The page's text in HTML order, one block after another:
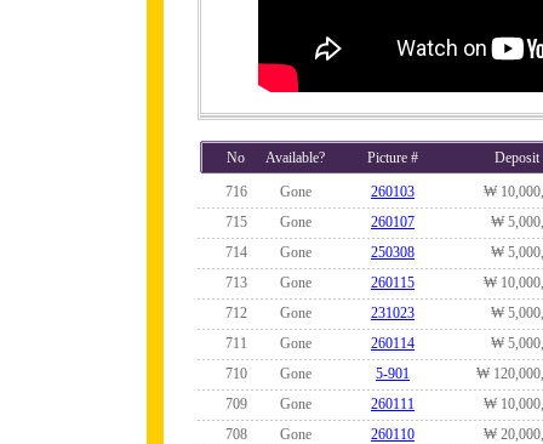
No Available? Picture #
Deposit
716
Gone 260103
₩
715
Gone 260107
₩
714
Gone 250308
₩
713
Gone 260115
₩
712
Gone 231023
₩
711
Gone 260114
₩
710
Gone 5-901
₩
709
Gone 260111
₩
708
Gone 260110
₩